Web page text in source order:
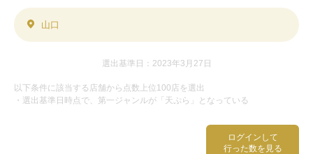
ログインして
行った数を見る
山口
選出基準日：2023年3月27日
以下条件に該当する店舗から点数上位100店を選出
・選出基準日時点で、第一ジャンルが「天ぷら」となっている